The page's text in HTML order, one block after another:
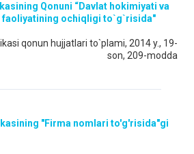
Qonuni “Davlat hokimiyati va
faoliyatining ochiqligi to`g`risida"
qonun hujjatlari to`plami, 2014 y., 19-
son, 209-modda
"Firma nomlari to'g'risida"gi